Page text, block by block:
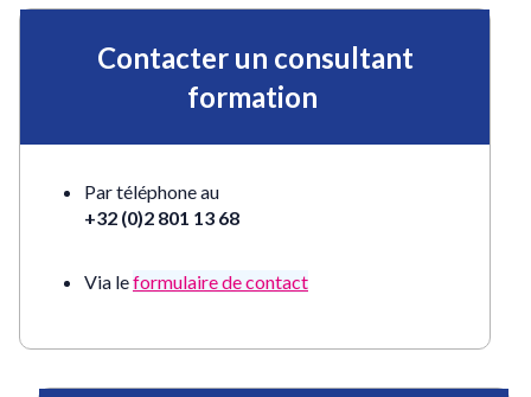
Contacter un consultant
formation
Par téléphone au
+32 (0)2 801 13 68
Via leformulaire de contact